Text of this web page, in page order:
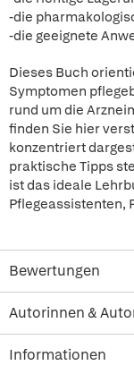
-die
-die geeignete
Dieses Buch
Symptomen
rund um die
finden Sie hier
konzentriert
praktische Tipps
ist das ideale
Pflegeassistenten,
Bewertungen
Autorinnen &
Informationen